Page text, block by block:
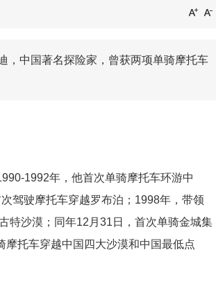
中国著名探险家，曾获两项单骑摩托车
1992年，他首次单骑摩托车环游中
驾驶摩托车穿越罗布泊；1998年，带领
特沙漠；同年12月31日，首次单骑金城集
托车穿越中国四大沙漠和中国最低点